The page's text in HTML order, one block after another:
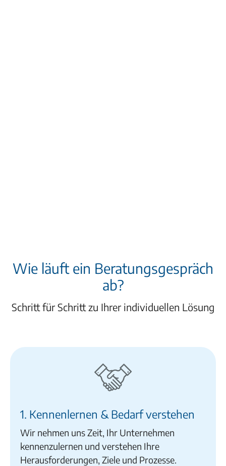
Wie läuft ein Beratungsgespräch
ab?
Schritt für Schritt zu Ihrer individuellen Lösung
1. Kennenlernen & Bedarf verstehen
Wir nehmen uns Zeit, Ihr Unternehmen
kennenzulernen und verstehen Ihre
Herausforderungen, Ziele und Prozesse.